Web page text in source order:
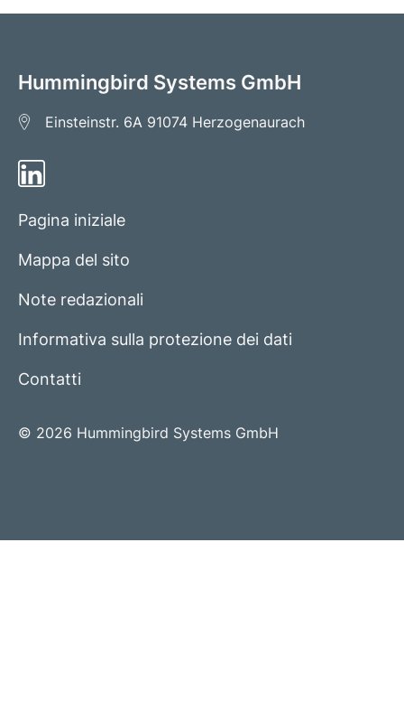
Hummingbird Systems GmbH
Einsteinstr. 6A 91074 Herzogenaurach
Pagina iniziale
Mappa del sito
Note redazionali
Informativa sulla protezione dei dati
Contatti
© 2026 Hummingbird Systems GmbH